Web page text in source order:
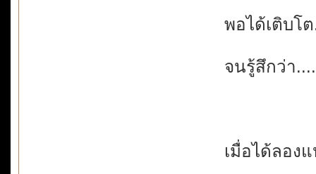
พอได้เติบโ
จนรู้สึกว่า
เมื่อได้ลอง